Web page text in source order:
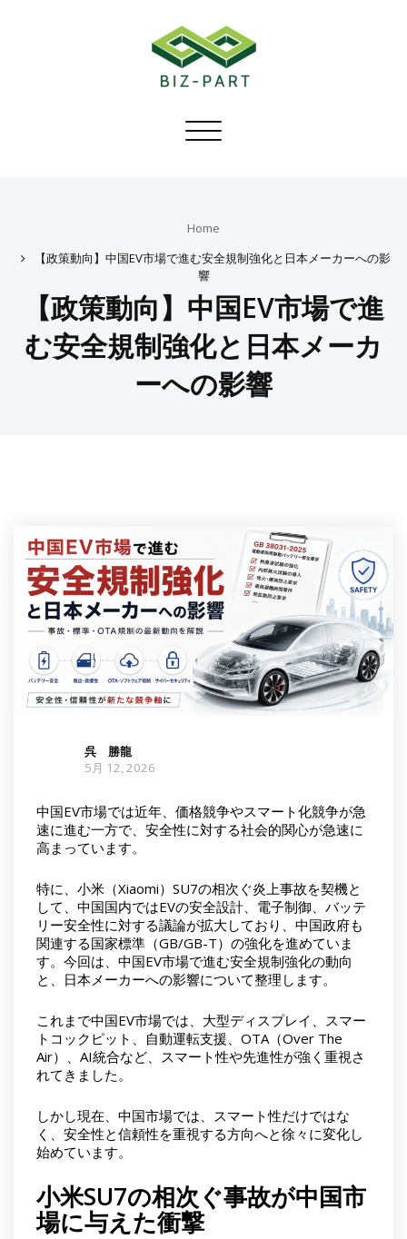
Toggle
Home
【政策動向】中国EV市場で進む安全規制強化と日本メーカーへの影
響
【政策動向】中国EV市場で進
む安全規制強化と日本メーカ
ーへの影響
呉 勝龍
5月 12, 2026
中国EV市場では近年、価格競争やスマート化競争が急
速に進む一方で、安全性に対する社会的関心が急速に
高まっています。
特に、小米（Xiaomi）SU7の相次ぐ炎上事故を契機と
して、中国国内ではEVの安全設計、電子制御、バッテ
リー安全性に対する議論が拡大しており、中国政府も
関連する国家標準（GB/GB-T）の強化を進めていま
す。今回は、中国EV市場で進む安全規制強化の動向
と、日本メーカーへの影響について整理します。
これまで中国EV市場では、大型ディスプレイ、スマー
トコックピット、自動運転支援、OTA（Over The
Air）、AI統合など、スマート性や先進性が強く重視さ
れてきました。
しかし現在、中国市場では、スマート性だけではな
く、安全性と信頼性を重視する方向へと徐々に変化し
始めています。
小米SU7の相次ぐ事故が中国市
場に与えた衝撃